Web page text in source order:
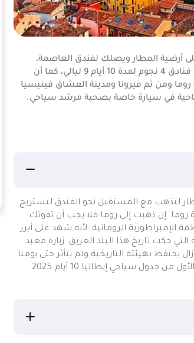
باستقبالك على أرضية المطار ويصلك لفندق العاصمة،
يعطيك المندوب شريحتين للتواصل معك بسهولة للرحلة، تقيم في فنادق 4 نجوم لمدة 10 أيام 9 ليالي، كما أن
ومن ثم فيرونا ومدينة العشاق فينيسيا
في سيارة خاصة بصحبة مرشد سياحي.
عندما تصل من باب المطار لتذهب مع المستقبل نحو الفندق لتستريح
روما. إن ذهبت إلى روما فلا يجب أن تفوتك
الإمبراطورية الرومانية. لأنه شهد على أبرز
حكت تاريخ هذا البلد العريق. زيارة معبد
يحتفظ بهيئته التاريخية ولم يتأثر حتى يومنا
هذا بعوامل المناخ والتعرية وغيرها من المعالم. وها قد أنتهى اليوم الأول من جدول سياحي إيطاليا 10 أيام 2025.